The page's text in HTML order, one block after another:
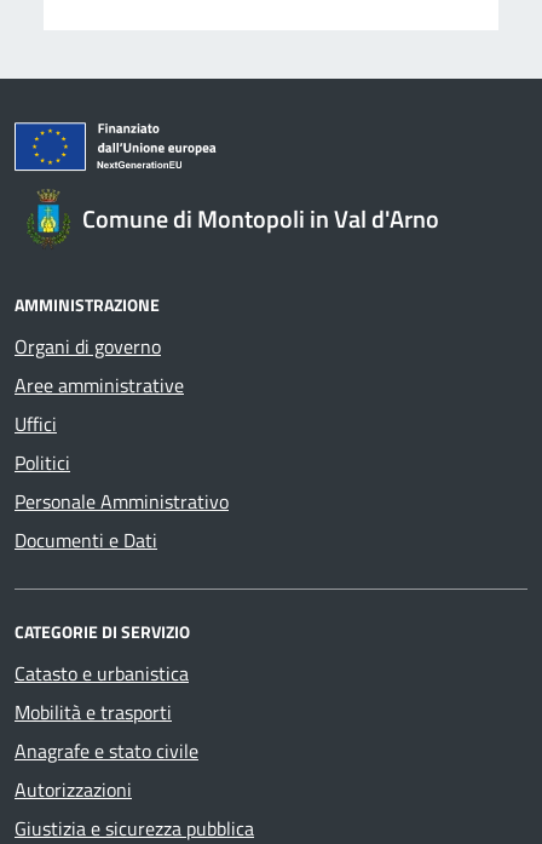
Comune di Montopoli in Val d'Arno
AMMINISTRAZIONE
Organi di governo
Aree amministrative
Uffici
Politici
Personale Amministrativo
Documenti e Dati
CATEGORIE DI SERVIZIO
Catasto e urbanistica
Mobilità e trasporti
Anagrafe e stato civile
Autorizzazioni
Giustizia e sicurezza pubblica